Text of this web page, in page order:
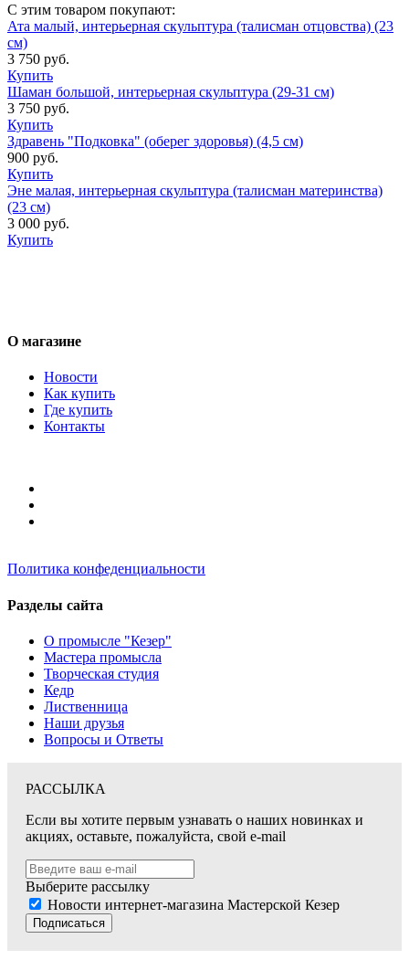
С этим товаром покупают:
Ата малый, интерьерная скульптура (талисман отцовства) (23
см)
3 750 руб.
Купить
Шаман большой, интерьерная скульптура (29-31 см)
3 750 руб.
Купить
Здравень "Подковка" (оберег здоровья) (4,5 см)
900 руб.
Купить
Эне малая, интерьерная скульптура (талисман материнства)
(23 см)
3 000 руб.
Купить
О магазине
Новости
Как купить
Где купить
Контакты
Политика конфеденциальности
Разделы сайта
О промысле "Кезер"
Мастера промысла
Творческая студия
Кедр
Лиственница
Наши друзья
Вопросы и Ответы
РАССЫЛКА
Если вы хотите первым узнавать о наших новинках и
акциях, оставьте, пожалуйста, свой e-mail
Выберите рассылку
Новости интернет-магазина Мастерской Кезер
Подписаться